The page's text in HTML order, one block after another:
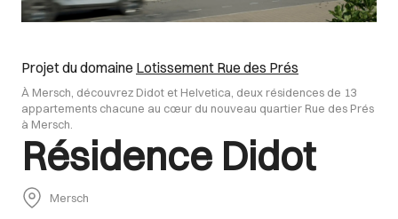
Projet du domaine Lotissement Rue des Prés
À Mersch, découvrez Didot et Helvetica, deux résidences de 13
appartements chacune au cœur du nouveau quartier Rue des Prés
à Mersch.
Résidence Didot
Mersch